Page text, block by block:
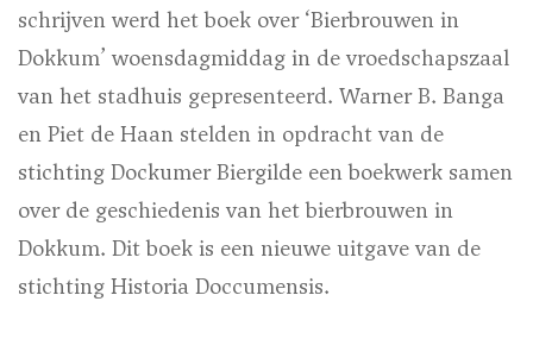
schrijven werd het boek over ‘Bierbrouwen in
Dokkum’ woensdagmiddag in de vroedschapszaal
van het stadhuis gepresenteerd. Warner B. Banga
en Piet de Haan stelden in opdracht van de
stichting Dockumer Biergilde een boekwerk samen
over de geschiedenis van het bierbrouwen in
Dokkum. Dit boek is een nieuwe uitgave van de
stichting Historia Doccumensis.